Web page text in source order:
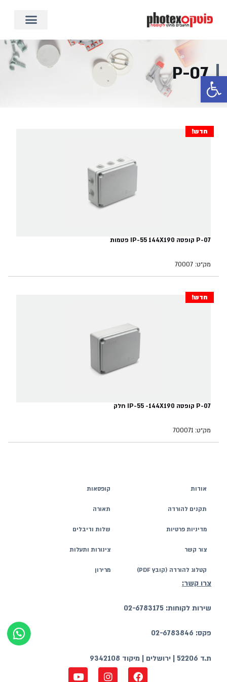
פתח סרגל נגישות
P-07
חדש!
P-07 קופסה IP-55 144X190 פטמות
מק״ט: 70007
חדש!
P-07 קופסה IP-55 -144X190 חלק
מק״ט: 700071
צרו קשר:
שירות לקוחות: 02-6783175
פקס: 02-6783846
ת.ד 52206 | ירושלים | מיקוד 9342108
אודות
תקנים להורדה
מדיניות פרטיות
צור קשר
קטלוג להורדה (קובץ PDF)
קופסאות
תאורה
שלות ודיבלים
צינורות ותעלות
מרירון